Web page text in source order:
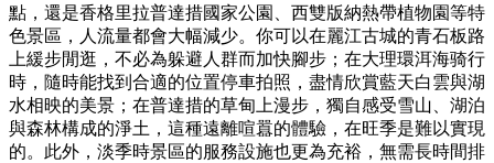
點，還是香格里拉普達措國家公園、西雙版納熱帶植物園等特
色景區，人流量都會大幅減少。你可以在麗江古城的青石板路
上緩步閒逛，不必為躲避人群而加快腳步；在大理環洱海骑行
時，隨時能找到合適的位置停車拍照，盡情欣賞藍天白雲與湖
水相映的美景；在普達措的草甸上漫步，獨自感受雪山、湖泊
與森林構成的淨土，這種遠離喧囂的體驗，在旺季是難以實現
的。此外，淡季時景區的服務設施也更為充裕，無需長時間排